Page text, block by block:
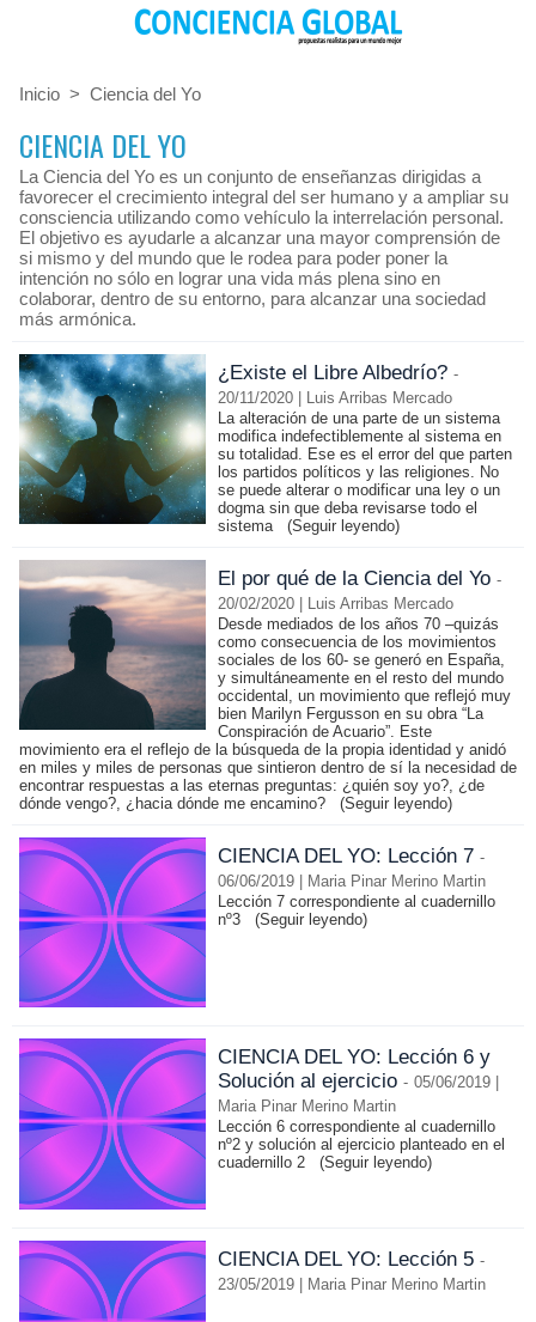
Inicio > Ciencia del Yo
CIENCIA DEL YO
La Ciencia del Yo es un conjunto de enseñanzas dirigidas a
favorecer el crecimiento integral del ser humano y a ampliar su
consciencia utilizando como vehículo la interrelación personal.
El objetivo es ayudarle a alcanzar una mayor comprensión de
si mismo y del mundo que le rodea para poder poner la
intención no sólo en lograr una vida más plena sino en
colaborar, dentro de su entorno, para alcanzar una sociedad
más armónica.
¿Existe el Libre Albedrío? -
20/11/2020 | Luis Arribas Mercado
La alteración de una parte de un sistema
modifica indefectiblemente al sistema en
su totalidad. Ese es el error del que parten
los partidos políticos y las religiones. No
se puede alterar o modificar una ley o un
dogma sin que deba revisarse todo el
sistema(Seguir leyendo)
El por qué de la Ciencia del Yo -
20/02/2020 | Luis Arribas Mercado
Desde mediados de los años 70 –quizás
como consecuencia de los movimientos
sociales de los 60- se generó en España,
y simultáneamente en el resto del mundo
occidental, un movimiento que reflejó muy
bien Marilyn Fergusson en su obra “La
Conspiración de Acuario”. Este
movimiento era el reflejo de la búsqueda de la propia identidad y anidó
en miles y miles de personas que sintieron dentro de sí la necesidad de
encontrar respuestas a las eternas preguntas: ¿quién soy yo?, ¿de
dónde vengo?, ¿hacia dónde me encamino? (Seguir leyendo)
CIENCIA DEL YO: Lección 7 -
06/06/2019 | Maria Pinar Merino Martin
Lección 7 correspondiente al cuadernillo
nº3(Seguir leyendo)
CIENCIA DEL YO: Lección 6 y
Solución al ejercicio - 05/06/2019 |
Maria Pinar Merino Martin
Lección 6 correspondiente al cuadernillo
nº2 y solución al ejercicio planteado en el
cuadernillo 2(Seguir leyendo)
CIENCIA DEL YO: Lección 5 -
23/05/2019 | Maria Pinar Merino Martin